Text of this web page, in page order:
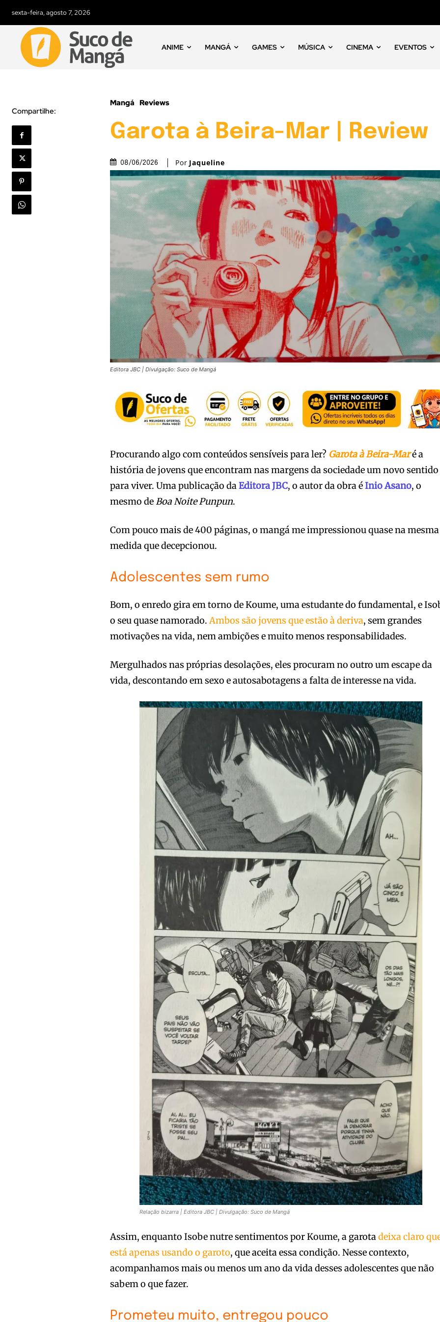
sexta-feira, agosto 7, 2026
ANIME MANGÁ GAMES MÚSICA CINEMA EVENTOS
Compartilhe:
Mangá Reviews
Garota à Beira-Mar | Review
08/06/2026 Por Jaqueline
Editora JBC | Divulgação: Suco de Mangá
Procurando algo com conteúdos sensíveis para ler? Garota à Beira-Maré a
história de jovens que encontram nas margens da sociedade um novo sentido
para viver. Uma publicação daEditora JBC, o autor da obra éInio Asano, o
mesmo deBoa Noite Punpun.
Com pouco mais de 400 páginas, o mangá me impressionou quase na mesma
medida que decepcionou.
Adolescentes sem rumo
Bom, o enredo gira em torno de Koume, uma estudante do fundamental, e
o seu quase namorado.Ambos são jovens que estão à deriva, sem grandes
motivações na vida, nem ambições e muito menos responsabilidades.
Mergulhados nas próprias desolações, eles procuram no outro um escape da
vida, descontando em sexo e autosabotagens a falta de interesse na vida.
Relação bizarra | Editora JBC | Divulgação: Suco de Mangá
Assim, enquanto Isobe nutre sentimentos por Koume, a garotadeixa claro
está apenas usando o garoto, que aceita essa condição. Nesse contexto,
acompanhamos mais ou menos um ano da vida desses adolescentes que não
sabem o que fazer.
Prometeu muito, entregou pouco